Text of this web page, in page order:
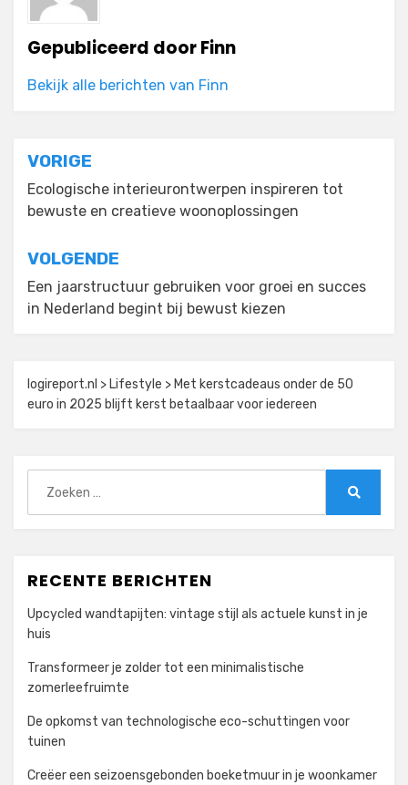
Gepubliceerd doorFinn
Bekijk alle berichten van Finn
Bericht
navigatie
VORIGE
Ecologische interieurontwerpen inspireren tot
bewuste en creatieve woonoplossingen
VOLGENDE
Een jaarstructuur gebruiken voor groei en succes
in Nederland begint bij bewust kiezen
logireport.nl > Lifestyle > Met kerstcadeaus onder de 50
euro in 2025 blijft kerst betaalbaar voor iedereen
naar:
RECENTE BERICHTEN
Upcycled wandtapijten: vintage stijl als actuele kunst in je
huis
Transformeer je zolder tot een minimalistische
zomerleefruimte
De opkomst van technologische eco-schuttingen voor
tuinen
Creëer een seizoensgebonden boeketmuur in je woonkamer